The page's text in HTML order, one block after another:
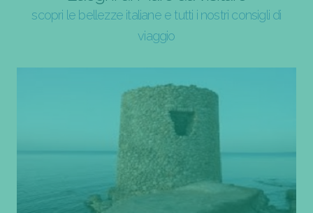
scopri le bellezze italiane e tutti i nostri consigli di
viaggio